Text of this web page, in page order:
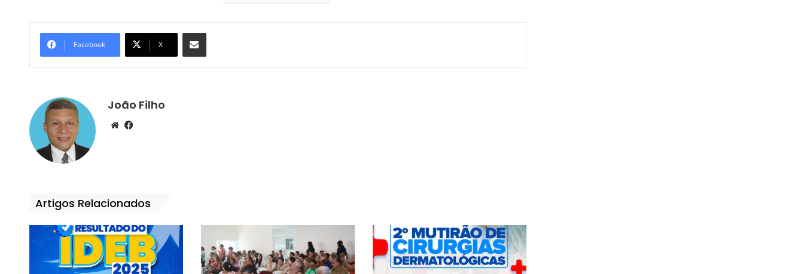
Facebook X
Compartilhar por e-mail
João Filho
We
Artigos Relacionados